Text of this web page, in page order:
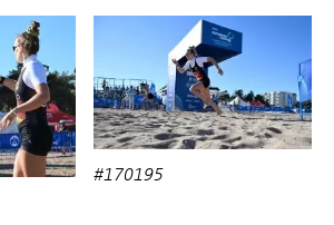
#170195